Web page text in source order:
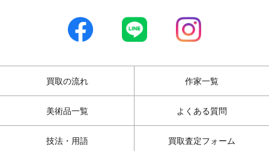
買取の流れ 作家一覧
美術品一覧 よくある質問
技法・用語 買取査定フォーム